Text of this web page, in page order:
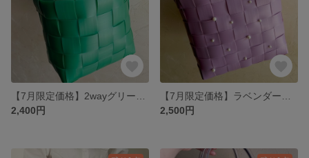
2,400円
2,500円